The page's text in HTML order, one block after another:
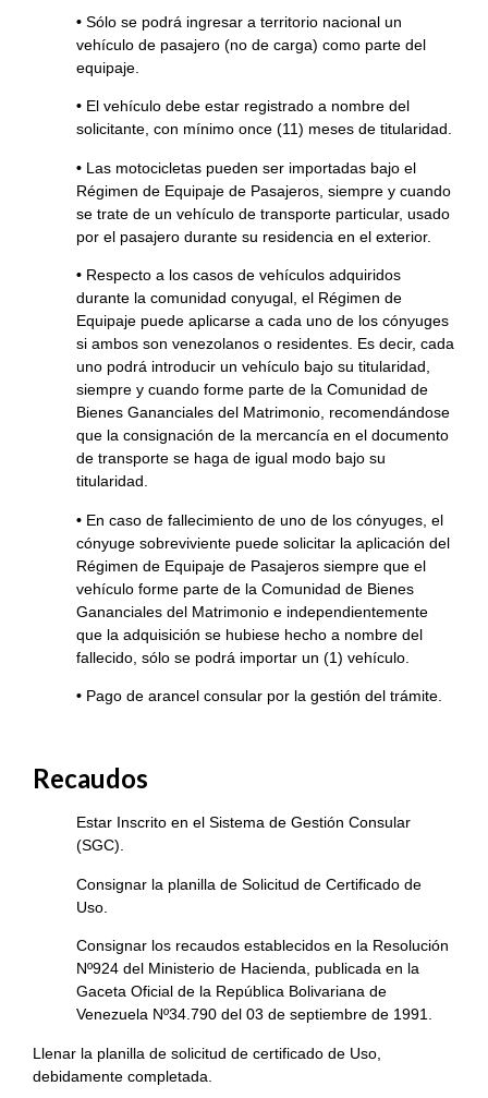
• Sólo se podrá ingresar a territorio nacional un
vehículo de pasajero (no de carga) como parte del
equipaje.
• El vehículo debe estar registrado a nombre del
solicitante, con mínimo once (11) meses de titularidad.
• Las motocicletas pueden ser importadas bajo el
Régimen de Equipaje de Pasajeros, siempre y cuando
se trate de un vehículo de transporte particular, usado
por el pasajero durante su residencia en el exterior.
• Respecto a los casos de vehículos adquiridos
durante la comunidad conyugal, el Régimen de
Equipaje puede aplicarse a cada uno de los cónyuges
si ambos son venezolanos o residentes. Es decir, cada
uno podrá introducir un vehículo bajo su titularidad,
siempre y cuando forme parte de la Comunidad de
Bienes Gananciales del Matrimonio, recomendándose
que la consignación de la mercancía en el documento
de transporte se haga de igual modo bajo su
titularidad.
• En caso de fallecimiento de uno de los cónyuges, el
cónyuge sobreviviente puede solicitar la aplicación del
Régimen de Equipaje de Pasajeros siempre que el
vehículo forme parte de la Comunidad de Bienes
Gananciales del Matrimonio e independientemente
que la adquisición se hubiese hecho a nombre del
fallecido, sólo se podrá importar un (1) vehículo.
• Pago de arancel consular por la gestión del trámite.
Recaudos
Estar Inscrito en el Sistema de Gestión Consular
(SGC).
Consignar la planilla de Solicitud de Certificado de
Uso.
Consignar los recaudos establecidos en la Resolución
Nº924 del Ministerio de Hacienda, publicada en la
Gaceta Oficial de la República Bolivariana de
Venezuela Nº34.790 del 03 de septiembre de 1991.
Llenar la planilla de solicitud de certificado de Uso,
debidamente completada.